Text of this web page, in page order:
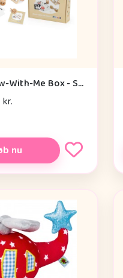
Kid'oh Grow-With-Me Box - Sensory Seekers (0-6 mdr.)
nu